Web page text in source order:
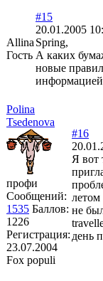
Allina
Гость
#15
20.01.2005
Spring,
А каких
новые
Polina
Tsedenova
профи
Сообщений:
1535 Баллов:
1226
Регистрация:
23.07.2004
Fox populi
#16
Я вот
летом
не
день